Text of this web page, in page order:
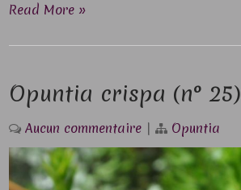
Read More »
Opuntia crispa (n° 25)
Aucun commentaire | Opuntia